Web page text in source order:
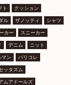
ト クッション
ル ザノッティ シャツ
カー スニーカー
デニム ニット
マン パリコレ
ッタズム
ムアドールズ